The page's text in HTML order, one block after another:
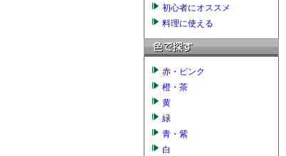
初心者にオススメ
料理に使える
赤・ピンク
橙・茶
黄
緑
青・紫
白